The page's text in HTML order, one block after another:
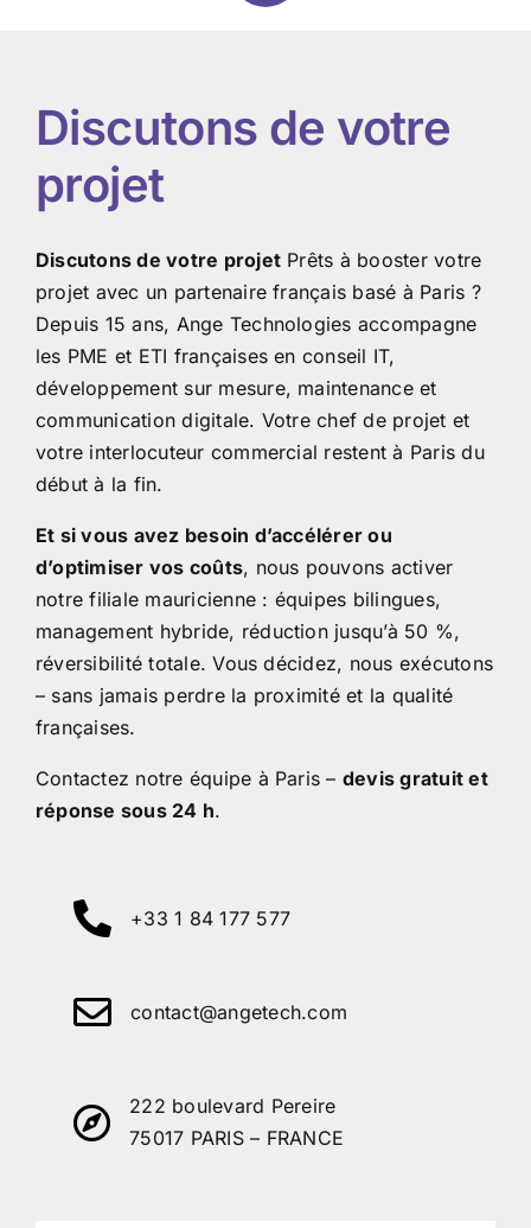
Discutons de votre
projet
Discutons de votre projetPrêts à booster votre
projet avec un partenaire français basé à Paris ?
Depuis 15 ans, Ange Technologies accompagne
les PME et ETI françaises en conseil IT,
développement sur mesure, maintenance et
communication digitale. Votre chef de projet et
votre interlocuteur commercial restent à Paris du
début à la fin.
Et si vous avez besoin d’accélérer ou
d’optimiser vos coûts, nous pouvons activer
notre filiale mauricienne : équipes bilingues,
management hybride, réduction jusqu’à 50 %,
réversibilité totale. Vous décidez, nous exécutons
– sans jamais perdre la proximité et la qualité
françaises.
Contactez notre équipe à Paris – devis gratuit et
réponse sous 24 h.
+33 1 84 177 577
contact@angetech.com
222 boulevard Pereire
75017 PARIS – FRANCE